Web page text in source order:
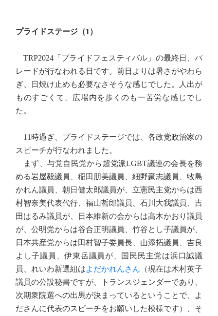
プライドステージ（1）
TRP2024「プライドフェスティバル」の最終日、パ
レードが行なわれる日です。前日よりは暑さがやわら
ぎ、日焼け止めも必要なさそうな感じでした。人出が
ものすごくて、広場内を歩くのも一苦労な感じでし
た。
11時過ぎ、プライドステージでは、各政党政治家の
スピーチが行なわれました。
まず、与党自民党から超党派LGBT議連の会長を務
める岩屋毅議員、稲田朋美議員、細野豪志議員、牧島
かれん議員、朝日健太郎議員が、立憲民主党からは西
村智奈美代表代行、福山哲郎議員、石川大我議員、吉
田はるみ議員が、日本維新の会からは高木かおり議員
が、公明党からは谷合正明議員、竹谷とし子議員が、
日本共産党からは田村智子委員長、山添拓議員、吉良
よし子議員、伊東岳議員が、国民民主党は浜口誠議
員、れいわ新選組はよだかれんさん （現在は木村英子
議員の公設秘書ですが、トランスジェンダーであり、
次期衆院選への出馬が決まっているということで、よ
ださんに代表のスピーチをお願いした模様です）、そ